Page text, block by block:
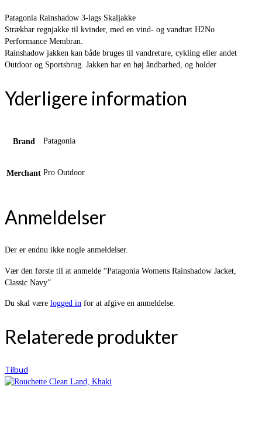
Patagonia Rainshadow 3-lags Skaljakke
Strækbar regnjakke til kvinder, med en vind- og vandtæt H2No
Performance Membran.
Rainshadow jakken kan både bruges til vandreture, cykling eller andet
Outdoor og Sportsbrug. Jakken har en høj åndbarhed, og holder
Yderligere information
Brand Patagonia
Merchant Pro Outdoor
Anmeldelser
Der er endnu ikke nogle anmeldelser.
Vær den første til at anmelde “Patagonia Womens Rainshadow Jacket,
Classic Navy”
Du skal være logged in for at afgive en anmeldelse.
Relaterede produkter
Tilbud